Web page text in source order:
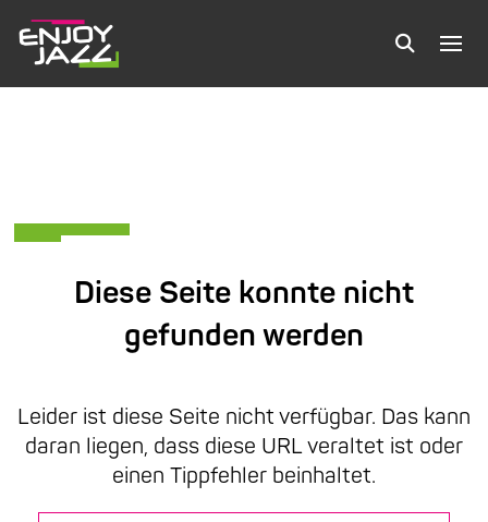
Diese Seite konnte nicht
gefunden werden
Leider ist diese Seite nicht verfügbar. Das kann
daran liegen, dass diese URL veraltet ist oder
einen Tippfehler beinhaltet.